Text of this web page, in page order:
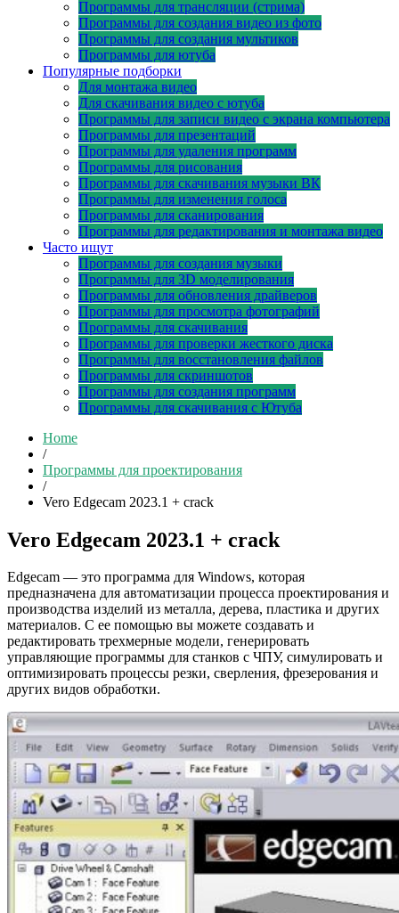
Программы для трансляции (стрима)
Программы для создания видео из фото
Программы для создания мультиков
Программы для ютуба
Популярные подборки
Для монтажа видео
Для скачивания видео с ютуба
Программы для записи видео с экрана компьютера
Программы для презентаций
Программы для удаления программ
Программы для рисования
Программы для скачивания музыки ВК
Программы для изменения голоса
Программы для сканирования
Программы для редактирования и монтажа видео
Часто ищут
Программы для создания музыки
Программы для 3D моделирования
Программы для обновления драйверов
Программы для просмотра фотографий
Программы для скачивания
Программы для проверки жесткого диска
Программы для восстановления файлов
Программы для скриншотов
Программы для создания программ
Программы для скачивания с Ютуба
Home
/
Программы для проектирования
/
Vero Edgecam 2023.1 + crack
Vero Edgecam 2023.1 + crack
Edgecam — это программа для Windows, которая
предназначена для автоматизации процесса проектирования и
производства изделий из металла, дерева, пластика и других
материалов. С ее помощью вы можете создавать и
редактировать трехмерные модели, генерировать
управляющие программы для станков с ЧПУ, симулировать и
оптимизировать процессы резки, сверления, фрезерования и
других видов обработки.